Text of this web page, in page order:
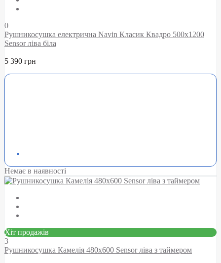
0
Рушникосушка електрична Navin Класик Квадро 500х1200
Sensor ліва біла
5 390 грн
Немає в наявності
Хіт продажів
3
Рушникосушка Камелія 480х600 Sensor ліва з таймером